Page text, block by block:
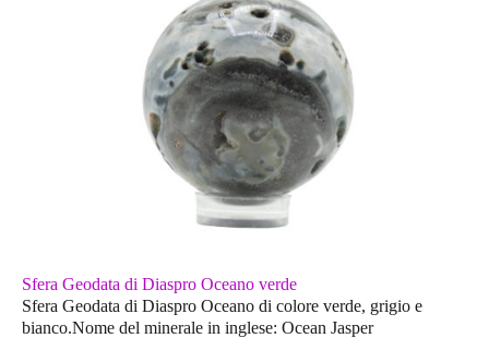
Sfera Geodata di Diaspro Oceano verde
Sfera Geodata di Diaspro Oceano di colore verde, grigio e
bianco.Nome del minerale in inglese: Ocean Jasper